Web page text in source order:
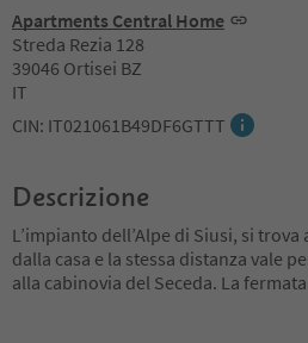
Apartments Central Home
Streda Rezia 128
39046 Ortisei BZ
IT
CIN: IT021061B49DF6GTTT
Descrizione
L’impianto dell’Alpe di Siusi, si
dalla casa e la stessa distanza vale
alla cabinovia del Seceda. La